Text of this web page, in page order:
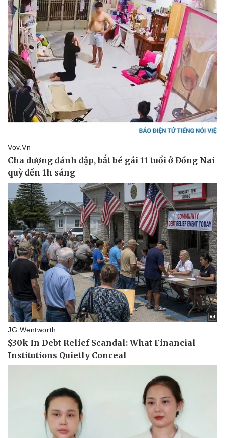
Kinh tế
Bất động sản
Khởi nghiệp
Thị trường
Giá vàng
Tiêu dùng
Tỷ giá
Chứng khoán
Giá cà phê